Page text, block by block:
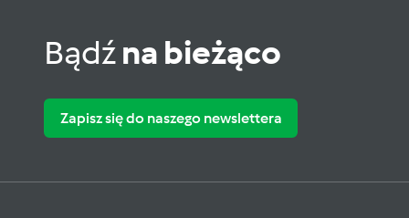
Bądźna bieżąco
Zapisz się do naszego newslettera